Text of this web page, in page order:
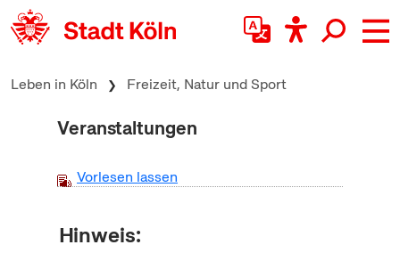
zum Inhalt springen
Leben in Köln Freizeit, Natur und Sport
Veranstaltungen
Vorlesen lassen
Hinweis: